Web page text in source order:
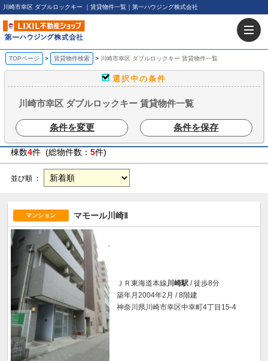
川崎市幸区 ダブルロックキー ｜賃貸物件一覧｜第一ハウジング株式会社
TOPページ 賃貸物件検索 川崎市幸区 ダブルロックキー 賃貸物件一覧
選択中の条件
川崎市幸区 ダブルロックキー 賃貸物件一覧
条件を変更 条件を保存
棟数4件 (総物件数： 5件)
並び順 ：
マンション マモール川崎Ⅱ
ＪＲ東海道本線川崎駅 / 徒歩8分
築年月2004年2月 / 8階建
神奈川県川崎市幸区中幸町4丁目15-4